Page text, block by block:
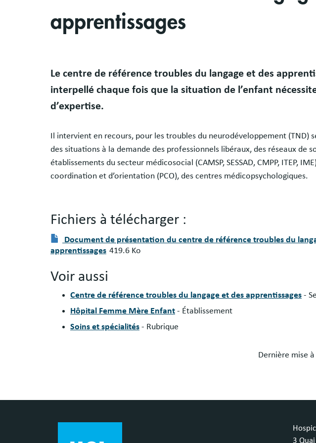
apprentissages
Body
Le centre de référence troubles du langage et des
interpellé chaque fois que la situation de l’enfant
d’expertise.
Il intervient en recours, pour les troubles du neurodéveloppement (TND)
des situations à la demande des professionnels libéraux, des réseaux de
établissements du secteur médicosocial (CAMSP, SESSAD, CMPP, ITEP,
coordination et d’orientation (PCO), des centres médicopsychologiques.
Fichiers à télécharger :
Fichier(s)
à
:
Document
Document de présentation du centre de référence troubles du
apprentissages 419.6 Ko
Voir aussi
Centre de référence troubles du langage et des apprentissages -
Hôpital Femme Mère Enfant - Établissement
Soins et spécialités - Rubrique
Dernière mise
3